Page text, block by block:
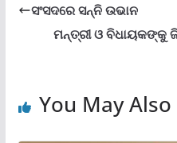
ସଂସଦରେ ସନ୍ନି ଉଭାନ
ମନ୍ତ୍ରୀ ଓ ବିଧାୟକଙ୍କୁ
You May Also